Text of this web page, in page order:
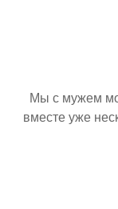
Мы с мужем
вместе уже